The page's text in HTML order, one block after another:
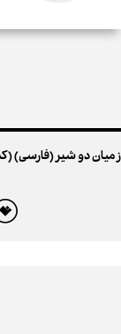
میان دو شیر (فارسی)